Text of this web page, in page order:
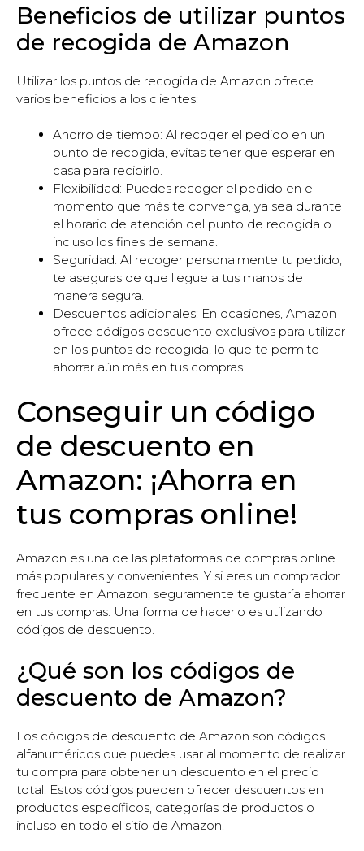
Beneficios de utilizar puntos
de recogida de Amazon
Utilizar los puntos de recogida de Amazon ofrece
varios beneficios a los clientes:
Ahorro de tiempo: Al recoger el pedido en un
punto de recogida, evitas tener que esperar en
casa para recibirlo.
Flexibilidad: Puedes recoger el pedido en el
momento que más te convenga, ya sea durante
el horario de atención del punto de recogida o
incluso los fines de semana.
Seguridad: Al recoger personalmente tu pedido,
te aseguras de que llegue a tus manos de
manera segura.
Descuentos adicionales: En ocasiones, Amazon
ofrece códigos descuento exclusivos para utilizar
en los puntos de recogida, lo que te permite
ahorrar aún más en tus compras.
Conseguir un código
de descuento en
Amazon: ¡Ahorra en
tus compras online!
Amazon es una de las plataformas de compras online
más populares y convenientes. Y si eres un comprador
frecuente en Amazon, seguramente te gustaría ahorrar
en tus compras. Una forma de hacerlo es utilizando
códigos de descuento.
¿Qué son los códigos de
descuento de Amazon?
Los códigos de descuento de Amazon son códigos
alfanuméricos que puedes usar al momento de realizar
tu compra para obtener un descuento en el precio
total. Estos códigos pueden ofrecer descuentos en
productos específicos, categorías de productos o
incluso en todo el sitio de Amazon.